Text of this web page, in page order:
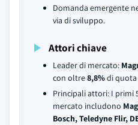
Domanda emergente
via di sviluppo.
Attori chiave
Leader di mercato:
con oltre8,8%di quota
Principali attori: I primi
mercato includono
Bosch, Teledyne Flir,